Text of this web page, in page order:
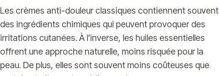
Les crèmes anti-douleur classiques contiennent souvent
des ingrédients chimiques qui peuvent provoquer des
irritations cutanées. À l’inverse, les huiles essentielles
offrent une approche naturelle, moins risquée pour la
peau. De plus, elles sont souvent moins coûteuses que